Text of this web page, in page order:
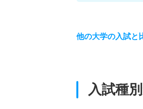
他の大学の入試と
入試種